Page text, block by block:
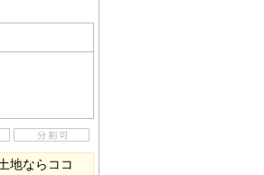
地ならココ